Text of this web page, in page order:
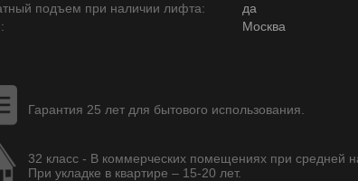
подъем при наличии лифта:
да
Москва
Гарантия 25 лет для бытового использования.
32 класс - В коммерческих помещениях при средней
При укладке в квартире – 15-20 лет.